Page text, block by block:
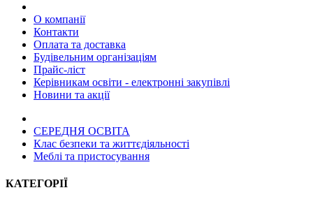
О компанії
Контакти
Оплата та доставка
Будівельним організаціям
Прайс-ліст
Керівникам освіти - електронні закупівлі
Новини та акції
СЕРЕДНЯ ОСВIТА
Клас безпеки та життєдіяльності
Меблі та пристосування
КАТЕГОРІЇ